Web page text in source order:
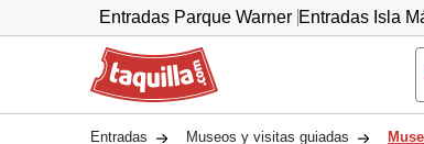
Entradas Parque Warner Entradas Isla
Taquilla.com
Entradas Museos y visitas guiadas